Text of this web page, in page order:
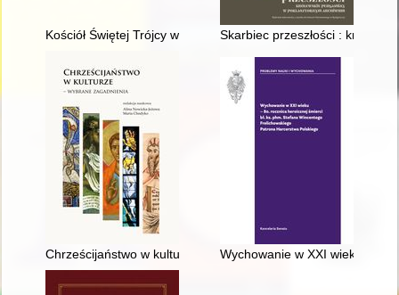
Kościół Świętej Trójcy w MławieSkarbiec przeszłości :
Chrześcijaństwo w kulturze : wybrane zagadnienia
Wychowanie w XXI wieku : 80.